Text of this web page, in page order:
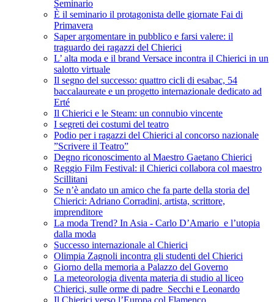
Seminario
È il seminario il protagonista delle giornate Fai di
Primavera
Saper argomentare in pubblico e farsi valere: il
traguardo dei ragazzi del Chierici
L’ alta moda e il brand Versace incontra il Chierici in un
salotto virtuale
Il segno del successo: quattro cicli di esabac, 54
baccalaureate e un progetto internazionale dedicato ad
Erté
Il Chierici e le Steam: un connubio vincente
I segreti dei costumi del teatro
Podio per i ragazzi del Chierici al concorso nazionale
”Scrivere il Teatro”
Degno riconoscimento al Maestro Gaetano Chierici
Reggio Film Festival: il Chierici collabora col maestro
Scillitani
Se n’è andato un amico che fa parte della storia del
Chierici: Adriano Corradini, artista, scrittore,
imprenditore
La moda Trend? In Asia - Carlo D’Amario e l’utopia
dalla moda
Successo internazionale al Chierici
Olimpia Zagnoli incontra gli studenti del Chierici
Giorno della memoria a Palazzo del Governo
La meteorologia diventa materia di studio al liceo
Chierici, sulle orme di padre Secchi e Leonardo